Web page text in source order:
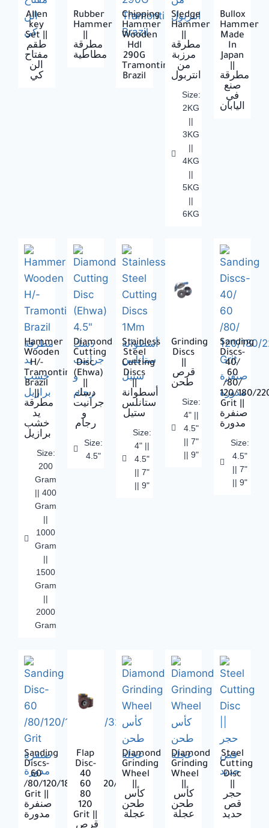
Allen
key
Set ||
طقم
مفتاح
الن
كي
Rubber
Hammer
مطرقة
مطاطية
Chipping
Hammer
Wooden
Hdl
290G
Tramontina
Brazil
Sledge
Hammer
مطرقة
مرزبة
من
انتربول
Size:
2KG
||
3KG
||
4KG
||
5KG
||
6KG
Bullox
Hammer
Made
In
Japan
مطرقة
صنع
في
اليابان
Hammer
Wooden
H/-
Tramontina-
Brazil
||
مطرقة
يد
خشب
برازيل
Size:
200
Gram
|| 400
Gram
||
1000
Gram
||
1500
Gram
||
2000
Gram
Diamond
Cutting
Disc
(Ehwa)
دسك
جرانيت
و
رجام
Size:
4.5"
Stainless
Steel
Cutting
Discs
أسطوانة
ستانلس
ستيل
Size:
4" ||
4.5"
|| 7"
|| 9"
Grinding
Discs
قرص
Size:
4" ||
4.5"
|| 7"
|| 9"
Sanding
Discs-
40/
60
/80/
120/180/
Grit ||
صنفرة
مدورة
Size:
4.5"
|| 7"
|| 9"
Sanding
Discs-
60
/80/120/180/220/320/400
Grit ||
صنفرة
مدورة
Flap
Disc-
40
60
80
120
Grit ||
Diamond
Grinding
Wheel
كأس
طحن
عجلة
Diamond
Grinding
Wheel
كأس
طحن
عجلة
Steel
Cutting
Disc
حجر
قص
حديد